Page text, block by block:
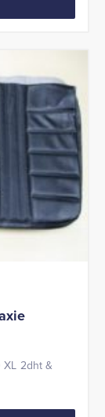
2dht &